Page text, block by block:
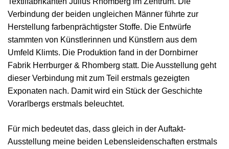
Verbindung der beiden ungleichen Männer führte zur
Herstellung farbenprächtigster Stoffe. Die Entwürfe
stammten von Künstlerinnen und Künstlern aus dem
Umfeld Klimts. Die Produktion fand in der Dornbirner
Fabrik Herrburger & Rhomberg statt. Die Ausstellung geht
dieser Verbindung mit zum Teil erstmals gezeigten
Exponaten nach. Damit wird ein Stück der Geschichte
Vorarlbergs erstmals beleuchtet.
Für mich bedeutet das, dass gleich in der Auftakt-
Ausstellung meine beiden Lebensleidenschaften erstmals